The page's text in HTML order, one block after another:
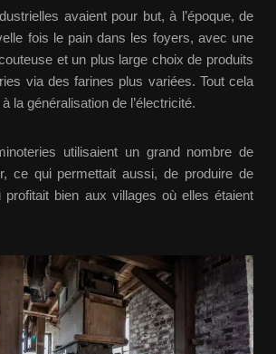
avaient pour but, à l’époque, de
fois le pain dans les foyers, avec une
et un plus large choix de produits
via des farines plus variées. Tout cela
la généralisation de l’électricité.
utilisaient un grand nombre de
ce qui permettait aussi, de produire de
profitait bien aux villages où elles étaient